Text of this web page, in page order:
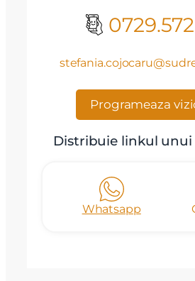
Programeaza
Distribuie linkul
Whatsapp